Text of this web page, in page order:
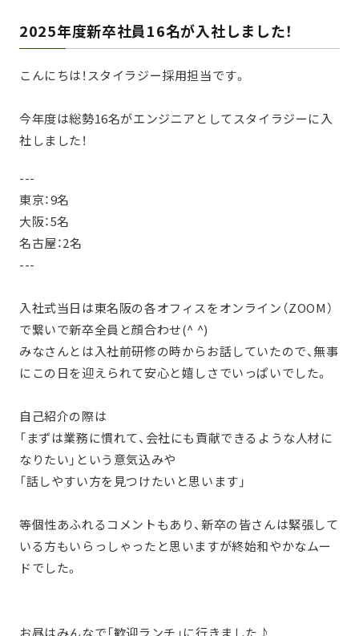
2025年度新卒社員16名が入社しました！
こんにちは！スタイラジー採用担当です。
今年度は総勢16名がエンジニアとしてスタイラジーに入
社しました！
---
東京：9名
大阪：5名
名古屋：2名
---
入社式当日は東名阪の各オフィスをオンライン（ZOOM）
で繋いで新卒全員と顔合わせ(^ ^)
みなさんとは入社前研修の時からお話していたので、無事
にこの日を迎えられて安心と嬉しさでいっぱいでした。
自己紹介の際は
「まずは業務に慣れて、会社にも貢献できるような人材に
なりたい」という意気込みや
「話しやすい方を見つけたいと思います」
等個性あふれるコメントもあり、新卒の皆さんは緊張して
いる方もいらっしゃったと思いますが終始和やかなムー
ドでした。